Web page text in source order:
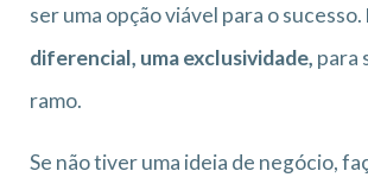
ser uma opção viável para o sucesso.
diferencial, uma exclusividade, para
ramo.
Se não tiver uma ideia de negócio,